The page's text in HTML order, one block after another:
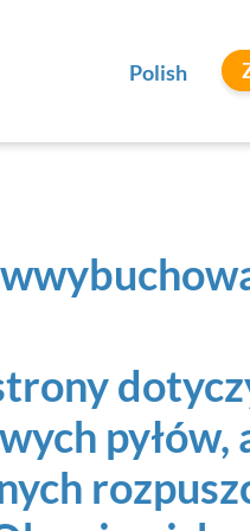
Polish
pyłów,